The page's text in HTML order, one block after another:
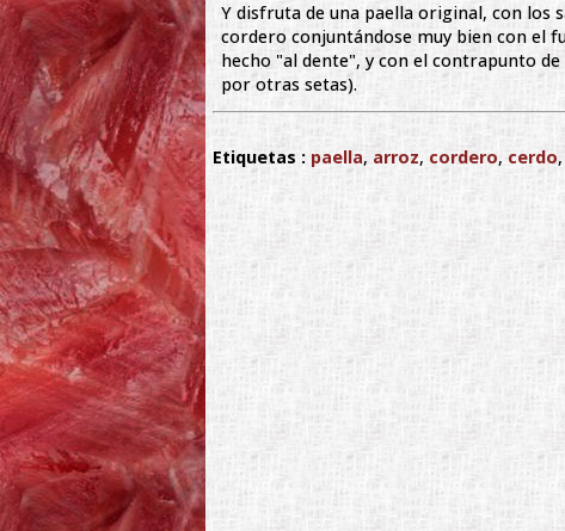
Y disfruta de una paella original, con los
cordero conjuntándose muy bien con el
hecho "al dente", y con el contrapunto
por otras setas).
Etiquetas : paella, arroz, cordero,cerdo,